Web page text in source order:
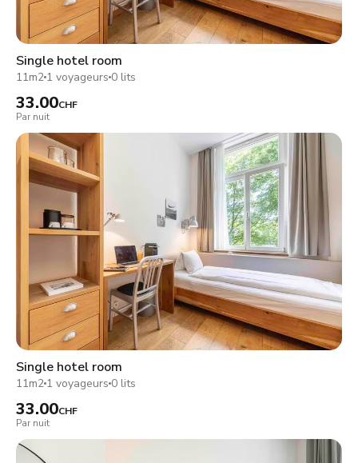
Single hotel room
11m2 1 voyageurs 0 lits
33.00CHF
Par nuit
Single hotel room
11m2 1 voyageurs 0 lits
33.00CHF
Par nuit